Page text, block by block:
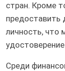
стран. Кроме
личность, что
Среди